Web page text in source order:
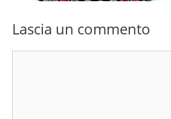
Lascia un commento